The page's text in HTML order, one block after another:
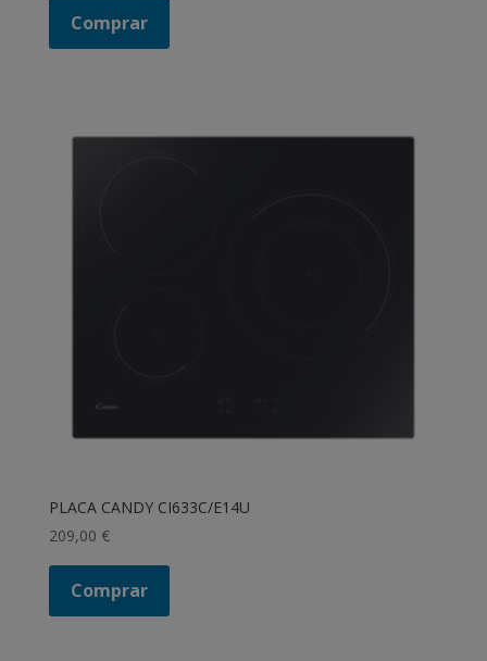
Comprar
PLACA CANDY CI633C/E14U
209,00 €
Comprar